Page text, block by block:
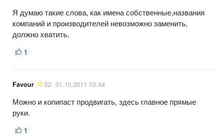
Я думаю такие слова, как имена собственные,названия
компаний и производителей невозможно заменить,
должно хватить.
1
Favour 52 31.10.2011 03:44
Можно и копипаст продвигать, здесь главное прямые
руки.
1